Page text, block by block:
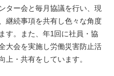
ター会と毎月協議を行い、現
継続事項を共有し色々な角度
す。また、年1回に社員・協
大会を実施し労働災害防止活
上・共有をしています。